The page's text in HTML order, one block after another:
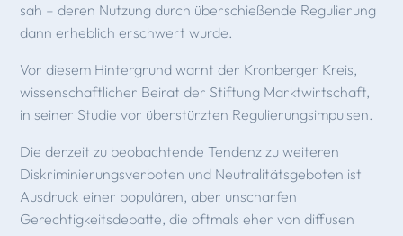
sah – deren Nutzung durch überschießende Regulierung
dann erheblich erschwert wurde.
Vor diesem Hintergrund warnt der Kronberger Kreis,
wissenschaftlicher Beirat der Stiftung Marktwirtschaft,
in seiner Studie vor überstürzten Regulierungsimpulsen.
Die derzeit zu beobachtende Tendenz zu weiteren
Diskriminierungsverboten und Neutralitätsgeboten ist
Ausdruck einer populären, aber unscharfen
Gerechtigkeitsdebatte, die oftmals eher von diffusen